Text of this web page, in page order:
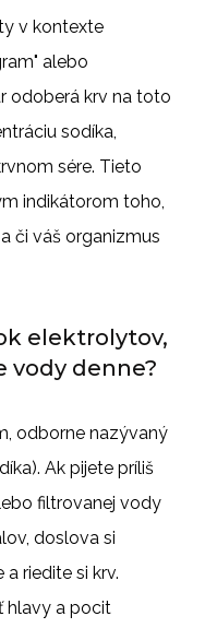
v kontexte
alebo
odoberá krv na toto
sodíka,
sére. Tieto
indikátorom toho,
či váš organizmus
elektrolytov,
vody denne?
odborne nazývaný
Ak pijete príliš
filtrovanej vody
doslova si
riedite si krv.
hlavy a pocit